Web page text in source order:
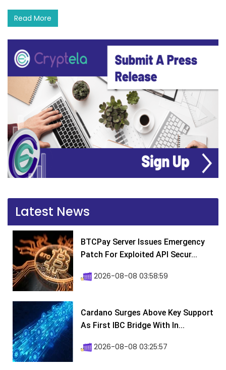
Read More
Latest News
BTCPay Server Issues Emergency
Patch For Exploited API Secur...
2026-08-08 03:58:59
Cardano Surges Above Key Support
As First IBC Bridge With In...
2026-08-08 03:25:57